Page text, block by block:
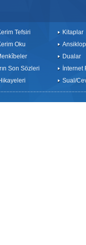
Tefsiri
Oku
Son Sözleri
Kitaplar
Dualar
İnternet
Sual/